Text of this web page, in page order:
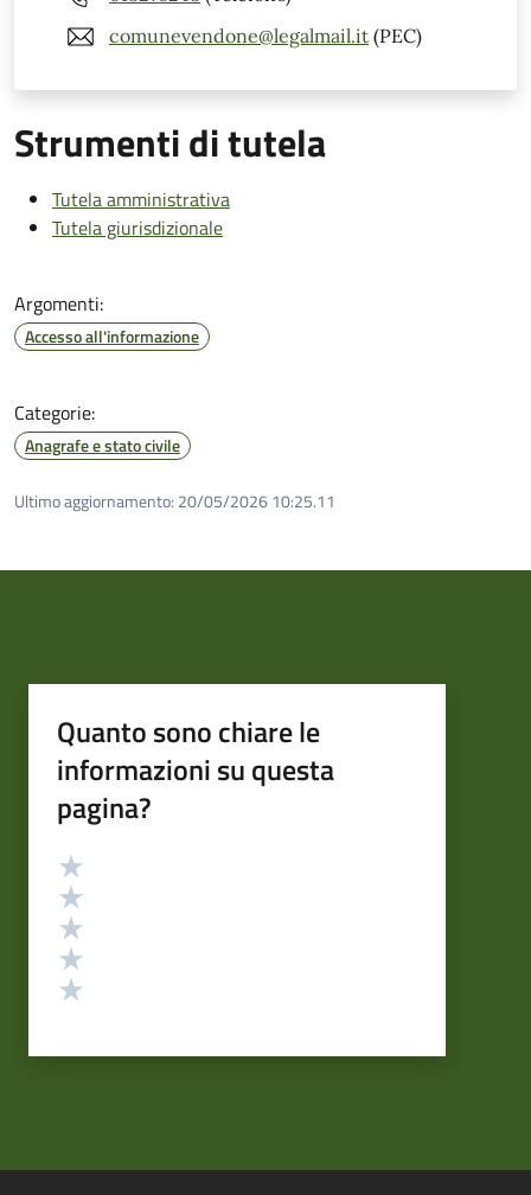
comunevendone@legalmail.it (PEC)
Strumenti di tutela
Tutela amministrativa
Tutela giurisdizionale
Argomenti:
Accesso all'informazione
Categorie:
Anagrafe e stato civile
Ultimo aggiornamento: 20/05/2026 10:25.11
Quanto sono chiare le
informazioni su questa
pagina?
Valutazione